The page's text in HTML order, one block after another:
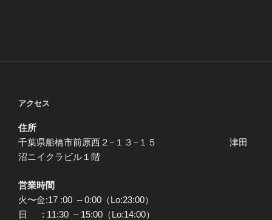
アクセス
住所
千葉県船橋市前原西２−１３−１５ 津田
沼ニイクラビル１階
営業時間
火〜金:17 :00 – 0:00（Lo:23:00）
日 : 11:30 – 15:00（Lo:14:00）